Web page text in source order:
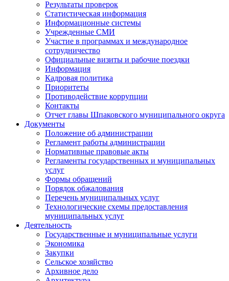
Результаты проверок
Статистическая информация
Информационные системы
Учрежденные СМИ
Участие в программах и международное
сотрудничество
Официальные визиты и рабочие поездки
Информация
Кадровая политика
Приоритеты
Противодействие коррупции
Контакты
Отчет главы Шпаковского муниципального округа
Документы
Положение об администрации
Регламент работы администрации
Нормативные правовые акты
Регламенты государственных и муниципальных
услуг
Формы обращений
Порядок обжалования
Перечень муниципальных услуг
Технологические схемы предоставления
муниципальных услуг
Деятельность
Государственные и муниципальные услуги
Экономика
Закупки
Сельское хозяйство
Архивное дело